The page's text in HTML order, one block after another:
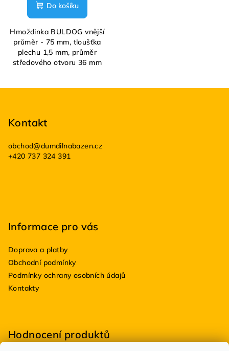
Do košíku
Hmoždinka BULDOG vnější
průměr - 75 mm, tloušťka
plechu 1,5 mm, průměr
středového otvoru 36 mm
Kontakt
obchod@dumdilnabazen.cz
+420 737 324 391
Informace pro vás
Doprava a platby
Obchodní podmínky
Podmínky ochrany osobních údajů
Kontakty
Hodnocení produktů